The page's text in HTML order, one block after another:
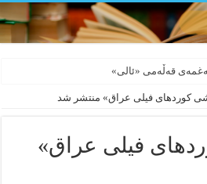
قەڵەمی «ئالی»
دەرەوە چەند شەممەیە!
کوردهای فیلی عراق» منتشر شد
فیلی عراق»